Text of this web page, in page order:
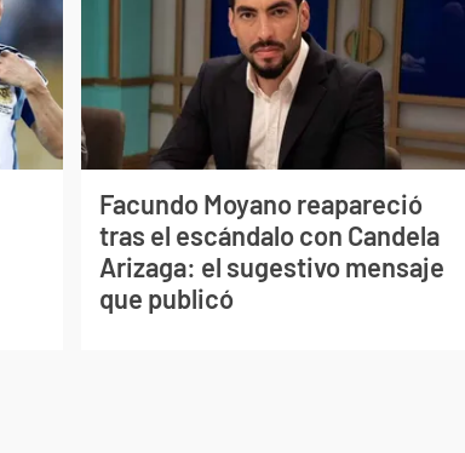
Facundo Moyano reapareció
tras el escándalo con Candela
Arizaga: el sugestivo mensaje
que publicó